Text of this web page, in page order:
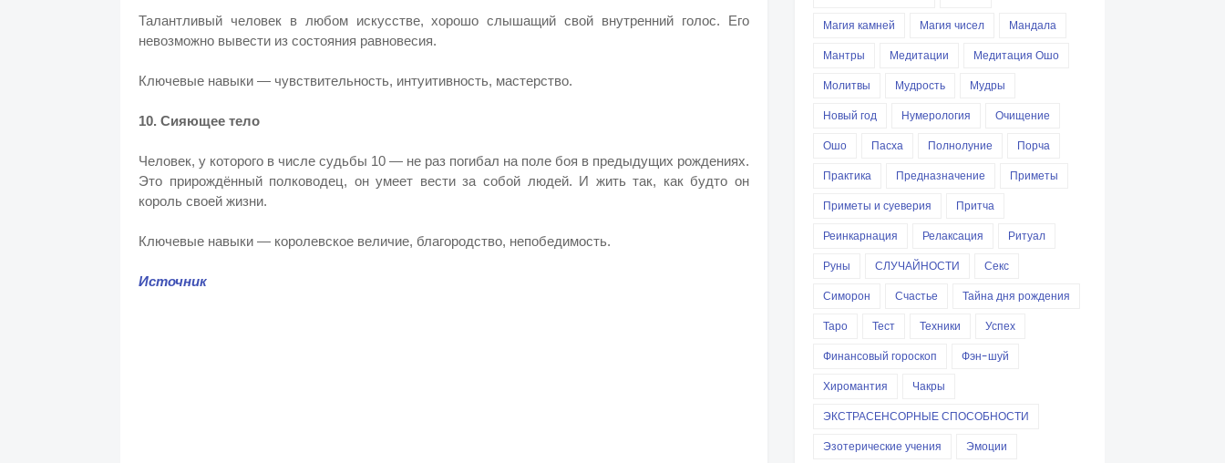
Талантливый человек в любом искусстве, хорошо слышащий свой внутренний голос. Его
невозможно вывести из состояния равновесия.
Ключевые навыки — чувствительность, интуитивность, мастерство.
10. Сияющее тело
Человек, у которого в числе судьбы 10 — не раз погибал на поле боя в предыдущих рождениях.
Это прирождённый полководец, он умеет вести за собой людей. И жить так, как будто он
король своей жизни.
Ключевые навыки — королевское величие, благородство, непобедимость.
Источник
Магия камней
Магия чисел
Мандала
Мантры
Медитации
Медитация Ошо
Молитвы
Мудрость
Мудры
Новый год
Нумерология
Очищение
Ошо
Пасха Полнолуние
Порча
Практика
Предназначение
Приметы
Приметы и суеверия
Притча
Реинкарнация
Релаксация
Ритуал
Руны
СЛУЧАЙНОСТИ
Секс
Симорон
Счастье
Тайна дня рождения
Таро
Тест Техники
Успех
Финансовый гороскоп
Фэн-шуй
Хиромантия
Чакры
ЭКСТРАСЕНСОРНЫЕ СПОСОБНОСТИ
Эзотерические учения
Эмоции